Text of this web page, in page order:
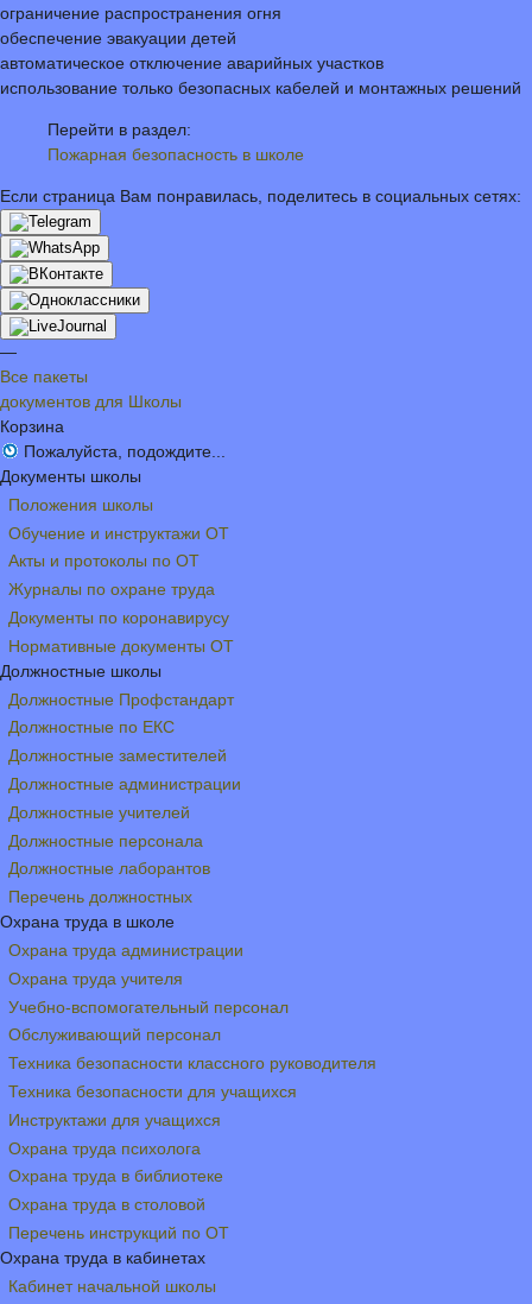
ограничение распространения огня
обеспечение эвакуации детей
автоматическое отключение аварийных участков
использование только безопасных кабелей и монтажных решений
Перейти в раздел:
Пожарная безопасность в школе
Если страница Вам понравилась, поделитесь в социальных сетях:
—
Все пакеты
документов для Школы
Корзина
Пожалуйста, подождите...
Документы школы
Положения школы
Обучение и инструктажи ОТ
Акты и протоколы по ОТ
Журналы по охране труда
Документы по коронавирусу
Нормативные документы ОТ
Должностные школы
Должностные Профстандарт
Должностные по ЕКС
Должностные заместителей
Должностные администрации
Должностные учителей
Должностные персонала
Должностные лаборантов
Перечень должностных
Охрана труда в школе
Охрана труда администрации
Охрана труда учителя
Учебно-вспомогательный персонал
Обслуживающий персонал
Техника безопасности классного руководителя
Техника безопасности для учащихся
Инструктажи для учащихся
Охрана труда психолога
Охрана труда в библиотеке
Охрана труда в столовой
Перечень инструкций по ОТ
Охрана труда в кабинетах
Кабинет начальной школы